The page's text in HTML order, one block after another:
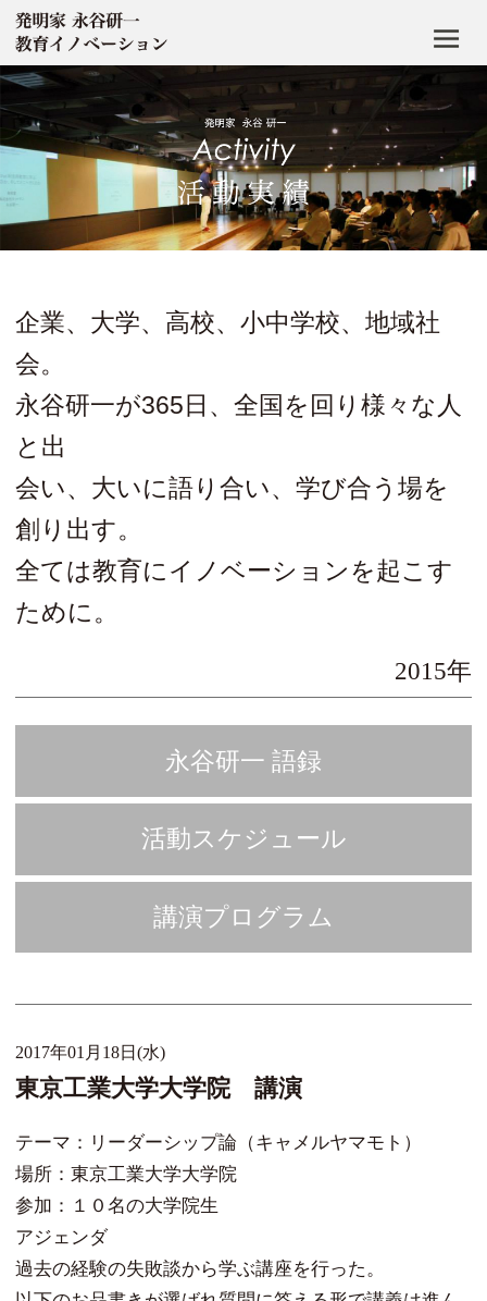
企業、大学、高校、小中学校、地域社
会。
永谷研一が365日、全国を回り様々な人
と出
会い、大いに語り合い、学び合う場を
創り出す。
全ては教育にイノベーションを起こす
ために。
2015年
永谷研一 語録
活動スケジュール
講演プログラム
2017年01月18日(水)
東京工業大学大学院 講演
テーマ：リーダーシップ論（キャメルヤマモト）
場所：東京工業大学大学院
参加：１０名の大学院生
アジェンダ
過去の経験の失敗談から学ぶ講座を行った。